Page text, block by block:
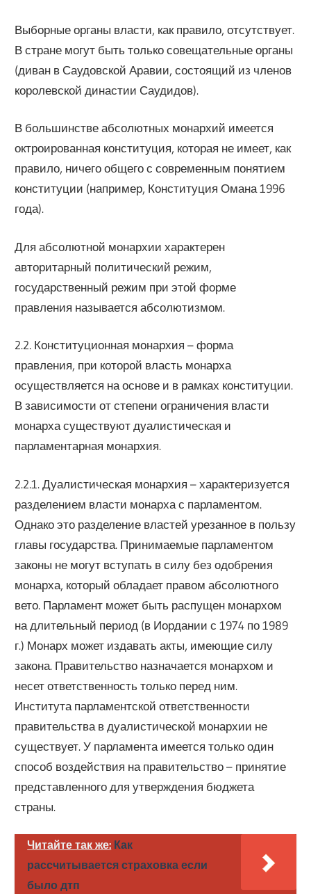
Выборные органы власти, как правило, отсутствует.
В стране могут быть только совещательные органы
(диван в Саудовской Аравии, состоящий из членов
королевской династии Саудидов).
В большинстве абсолютных монархий имеется
октроированная конституция, которая не имеет, как
правило, ничего общего с современным понятием
конституции (например, Конституция Омана 1996
года).
Для абсолютной монархии характерен
авторитарный политический режим,
государственный режим при этой форме
правления называется абсолютизмом.
2.2. Конституционная монархия – форма
правления, при которой власть монарха
осуществляется на основе и в рамках конституции.
В зависимости от степени ограничения власти
монарха существуют дуалистическая и
парламентарная монархия.
2.2.1. Дуалистическая монархия – характеризуется
разделением власти монарха с парламентом.
Однако это разделение властей урезанное в пользу
главы государства. Принимаемые парламентом
законы не могут вступать в силу без одобрения
монарха, который обладает правом абсолютного
вето. Парламент может быть распущен монархом
на длительный период (в Иордании с 1974 по 1989
г.) Монарх может издавать акты, имеющие силу
закона. Правительство назначается монархом и
несет ответственность только перед ним.
Института парламентской ответственности
правительства в дуалистической монархии не
существует. У парламента имеется только один
способ воздействия на правительство – принятие
представленного для утверждения бюджета
страны.
Читайте так же: Как
рассчитывается страховка если
было дтп